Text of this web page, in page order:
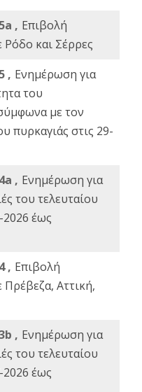
, Eπιβολή
και Σέρρες
, Ενημέρωση για
του
με τον
πυρκαγιάς στις 29-
, Ενημέρωση για
του τελευταίου
έως
, Eπιβολή
Αττική,
, Ενημέρωση για
του τελευταίου
έως